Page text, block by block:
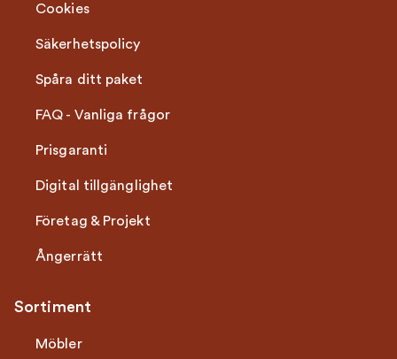
Cookies
Säkerhetspolicy
Spåra ditt paket
FAQ - Vanliga frågor
Prisgaranti
Digital tillgänglighet
Företag & Projekt
Ångerrätt
Sortiment
Möbler